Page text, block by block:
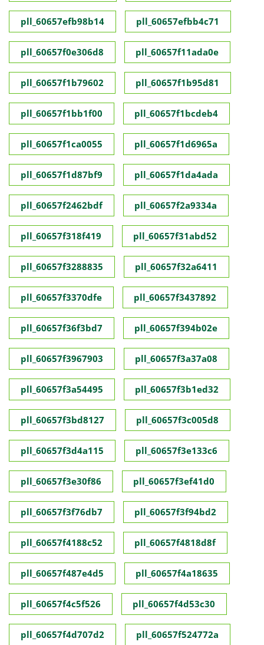
pll_60657efb98b14 pll_60657efbb4c71
pll_60657f0e306d8 pll_60657f11ada0e
pll_60657f1b79602 pll_60657f1b95d81
pll_60657f1bb1f00 pll_60657f1bcdeb4
pll_60657f1ca0055 pll_60657f1d6965a
pll_60657f1d87bf9 pll_60657f1da4ada
pll_60657f2462bdf pll_60657f2a9334a
pll_60657f318f419 pll_60657f31abd52
pll_60657f3288835 pll_60657f32a6411
pll_60657f3370dfe pll_60657f3437892
pll_60657f36f3bd7 pll_60657f394b02e
pll_60657f3967903 pll_60657f3a37a08
pll_60657f3a54495 pll_60657f3b1ed32
pll_60657f3bd8127 pll_60657f3c005d8
pll_60657f3d4a115 pll_60657f3e133c6
pll_60657f3e30f86 pll_60657f3ef41d0
pll_60657f3f76db7 pll_60657f3f94bd2
pll_60657f4188c52 pll_60657f4818d8f
pll_60657f487e4d5 pll_60657f4a18635
pll_60657f4c5f526 pll_60657f4d53c30
pll_60657f4d707d2 pll_60657f524772a